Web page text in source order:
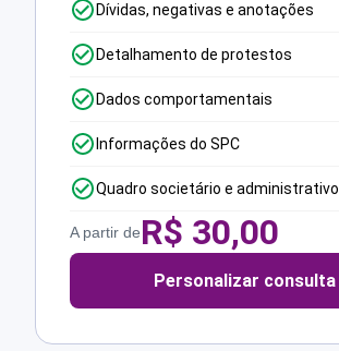
Dívidas, negativas e anotações
Detalhamento de protestos
Dados comportamentais
Informações do SPC
Quadro societário e administrativo
A partir deR$ 30,00
Personalizar consulta